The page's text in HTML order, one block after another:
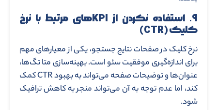
۹
. استفاده نکردن از KPIهای مرتبط با نرخ
کلیک (CTR)
نرخ کلیک در صفحات نتایج جستجو، یکی از معیارهای مهم
برای اندازه‌گیری موفقیت سئو است. بهینه‌سازی متا تگ‌ها،
عنوان‌ها و توضیحات صفحه می‌تواند به بهبود CTR کمک
کند، اما عدم توجه به آن می‌تواند منجر به کاهش ترافیک
شود.